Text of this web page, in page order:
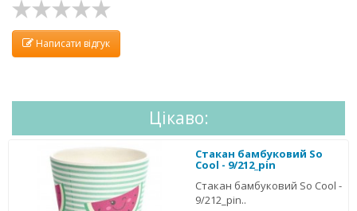
Написати відгук
Цікаво:
Стакан бамбуковий So
Cool - 9/212_pin
Стакан бамбуковий So Cool -
9/212_pin..